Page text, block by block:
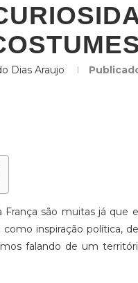
Dias Araujo
França são muitas já
inspiração política,
falando de um